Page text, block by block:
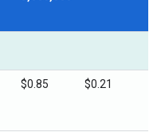
$0.85 $0.21